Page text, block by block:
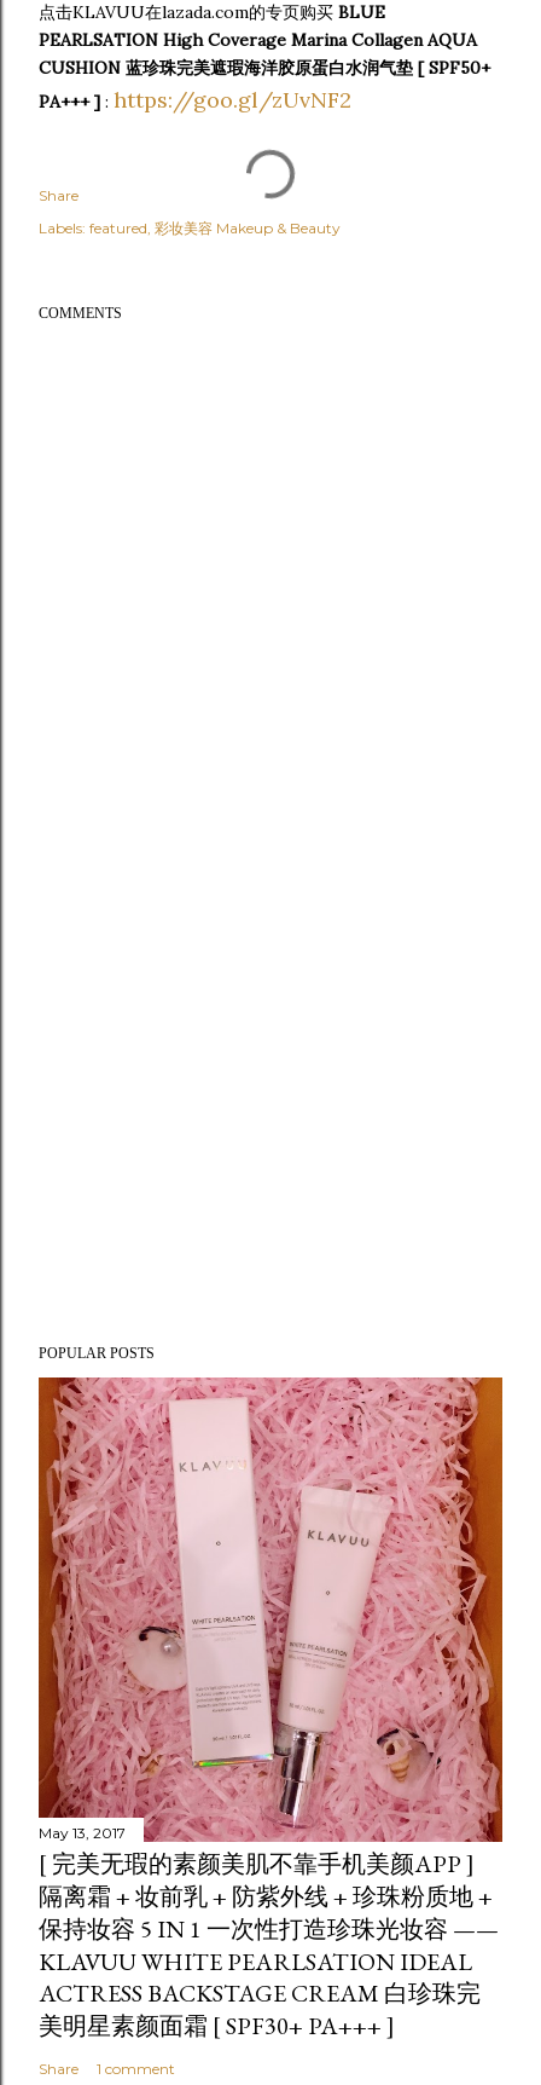
点击KLAVUU在lazada.com的专页购买 BLUE
PEARLSATION High Coverage Marina Collagen AQUA
CUSHION 蓝珍珠完美遮瑕海洋胶原蛋白水润气垫 [ SPF50+
PA+++ ] : https://goo.gl/zUvNF2
Share
Labels: featured 彩妆美容 Makeup & Beauty
COMMENTS
POPULAR POSTS
May 13, 2017
[ 完美无瑕的素颜美肌不靠手机美颜APP ]
隔离霜 + 妆前乳 + 防紫外线 + 珍珠粉质地 +
保持妆容 5 IN 1 一次性打造珍珠光妆容 ——
KLAVUU WHITE PEARLSATION IDEAL
ACTRESS BACKSTAGE CREAM 白珍珠完
美明星素颜面霜 [ SPF30+ PA+++ ]
Share 1 comment